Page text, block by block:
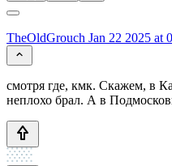
TheOldGrouch Jan 22 2025 at
смотря где, кмк. Скажем, в
неплохо брал. А в